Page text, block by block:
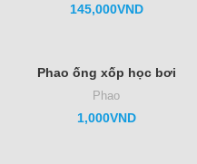
145,000VND
Phao ống xốp học bơi
Phao
1,000VND